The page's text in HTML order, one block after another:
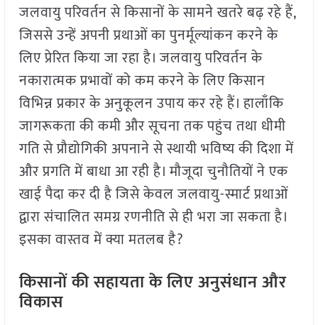
जलवायु परिवर्तन से किसानों के सामने खतरे बढ़ रहे हैं,
जिससे उन्हें अपनी प्रथाओं का पुनर्मूल्यांकन करने के
लिए प्रेरित किया जा रहा है। जलवायु परिवर्तन के
नकारात्मक प्रभावों को कम करने के लिए किसान
विभिन्न प्रकार के अनुकूलन उपाय कर रहे हैं। हालाँकि
जागरूकता की कमी और सूचना तक पहुंच तथा धीमी
गति से प्रौद्योगिकी अपनाने से स्थायी भविष्य की दिशा में
और प्रगति में बाधा आ रही है। मौजूदा चुनौतियों ने एक
खाई पैदा कर दी है जिसे केवल जलवायु-स्मार्ट प्रथाओं
द्वारा संचालित समग्र रणनीति से ही भरा जा सकता है।
इसका वास्तव में क्या मतलब है?
किसानों की सहायता के लिए अनुसंधान और
विकास